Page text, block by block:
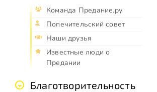
Команда Предание.ру
Попечительский совет
Наши друзья
Известные люди о
Предании
Благотворительность